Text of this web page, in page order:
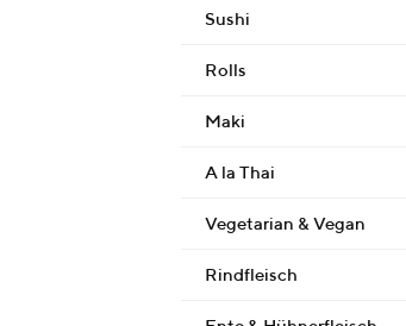
Sushi
Rolls
Maki
A la Thai
Vegetarian & Vegan
Rindfleisch